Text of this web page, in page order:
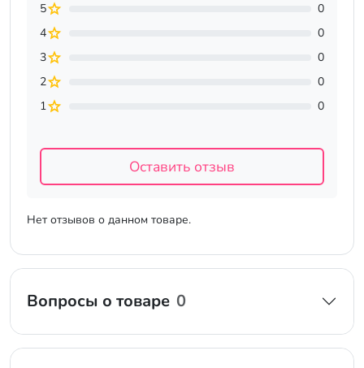
Нет отзывов о данном товаре.
5
0
4
0
3
0
2
0
1
0
Оставить отзыв
Вопросы о товаре 0